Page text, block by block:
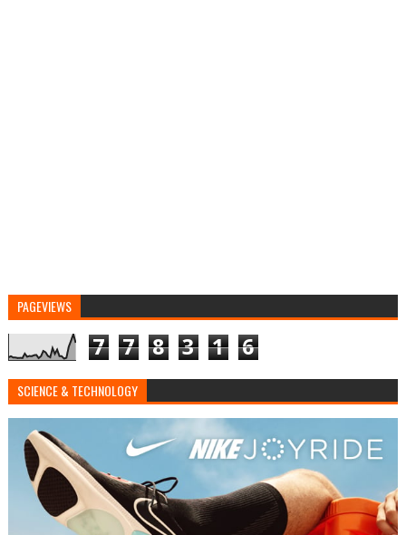
PAGEVIEWS
7 7 8 3 1 6
SCIENCE & TECHNOLOGY